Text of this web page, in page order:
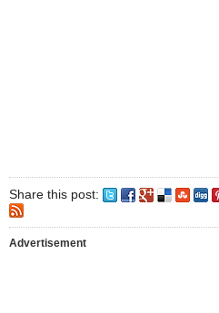
Share this post:
Advertisement